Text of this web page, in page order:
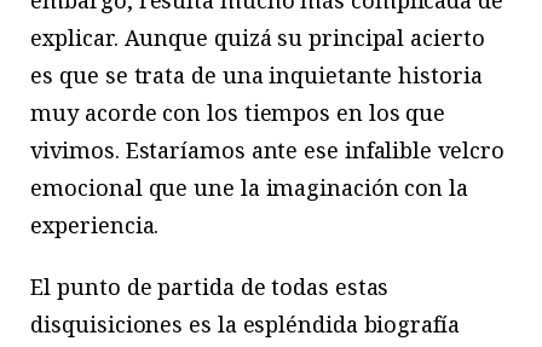
explicar. Aunque quizá su principal acierto
es que se trata de una inquietante historia
muy acorde con los tiempos en los que
vivimos. Estaríamos ante ese infalible velcro
emocional que une la imaginación con la
experiencia.
El punto de partida de todas estas
disquisiciones es la espléndida biografía